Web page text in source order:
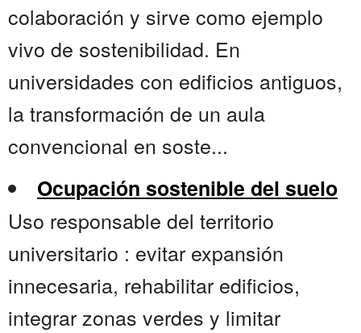
colaboración y sirve como ejemplo
vivo de sostenibilidad. En
universidades con edificios antiguos,
la transformación de un aula
convencional en soste...
Ocupación sostenible del suelo
Uso responsable del territorio
universitario : evitar expansión
innecesaria, rehabilitar edificios,
integrar zonas verdes y limitar